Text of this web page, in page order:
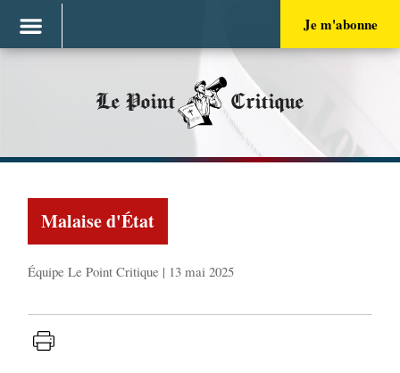
Je m'abonne
Le Point Critique
Malaise d'État
Équipe Le Point Critique | 13 mai 2025